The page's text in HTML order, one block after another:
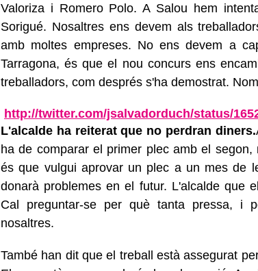
Valoriza i Romero Polo. A Salou hem
Sorigué. Nosaltres ens devem als
amb moltes empreses. No ens devem a
Tarragona, és que el nou concurs ens
treballadors, com després s'ha demostrat.
http://twitter.com/jsalvadorduch/status/
L'alcalde ha reiterat que no perdran diners.
ha de comparar el primer plec amb el
és que vulgui aprovar un plec a un mes de
donarà problemes en el futur. L'alcalde que
Cal preguntar-se per què tanta pressa, i
nosaltres.
També han dit que el treball està assegurat